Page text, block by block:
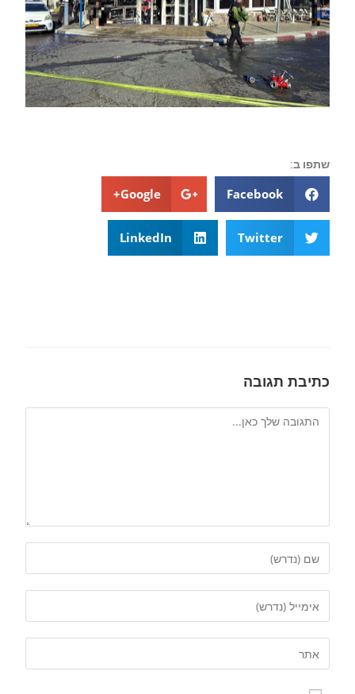
שתפו ב:
Facebook
Google+
Twitter
LinkedIn
כתיבת תגובה